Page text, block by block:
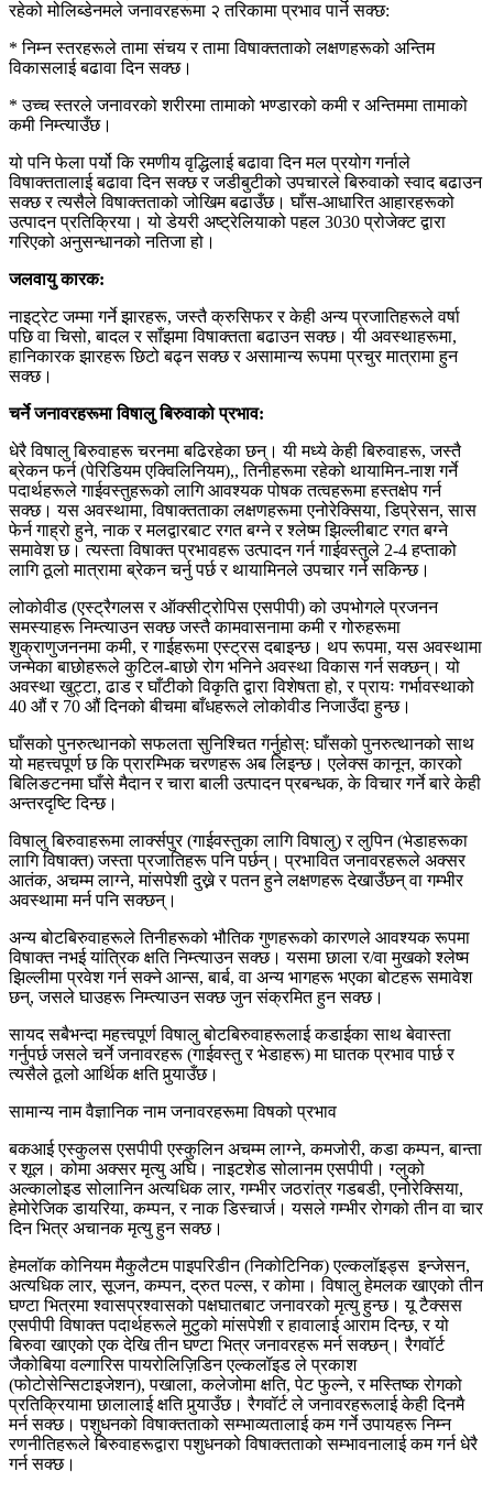
रहेको मोलिब्डेनमले जनावरहरूमा २ तरिकामा प्रभाव पार्न सक्छ:
* निम्न स्तरहरूले तामा संचय र तामा विषाक्तताको लक्षणहरूको अन्तिम
विकासलाई बढावा दिन सक्छ।
* उच्च स्तरले जनावरको शरीरमा तामाको भण्डारको कमी र अन्तिममा तामाको
कमी निम्त्याउँछ।
यो पनि फेला पर्यो कि रमणीय वृद्धिलाई बढावा दिन मल प्रयोग गर्नाले
विषाक्ततालाई बढावा दिन सक्छ र जडीबुटीको उपचारले बिरुवाको स्वाद बढाउन
सक्छ र त्यसैले विषाक्तताको जोखिम बढाउँछ। घाँस-आधारित आहारहरूको
उत्पादन प्रतिक्रिया। यो डेयरी अष्ट्रेलियाको पहल 3030 प्रोजेक्ट द्वारा
गरिएको अनुसन्धानको नतिजा हो।
जलवायु कारक:
नाइट्रेट जम्मा गर्ने झारहरू, जस्तै क्रुसिफर र केही अन्य प्रजातिहरूले वर्षा
पछि वा चिसो, बादल र साँझमा विषाक्तता बढाउन सक्छ। यी अवस्थाहरूमा,
हानिकारक झारहरू छिटो बढ्न सक्छ र असामान्य रूपमा प्रचुर मात्रामा हुन
सक्छ।
चर्ने जनावरहरूमा विषालु बिरुवाको प्रभाव:
धेरै विषालु बिरुवाहरू चरनमा बढिरहेका छन्। यी मध्ये केही बिरुवाहरू, जस्तै
ब्रेकन फर्न (पेरिडियम एक्विलिनियम),, तिनीहरूमा रहेको थायामिन-नाश गर्ने
पदार्थहरूले गाईवस्तुहरूको लागि आवश्यक पोषक तत्वहरूमा हस्तक्षेप गर्न
सक्छ। यस अवस्थामा, विषाक्तताका लक्षणहरूमा एनोरेक्सिया, डिप्रेसन, सास
फेर्न गाह्रो हुने, नाक र मलद्वारबाट रगत बग्ने र श्लेष्म झिल्लीबाट रगत बग्ने
समावेश छ। त्यस्ता विषाक्त प्रभावहरू उत्पादन गर्न गाईवस्तुले 2-4 हप्ताको
लागि ठूलो मात्रामा ब्रेकन चर्नु पर्छ र थायामिनले उपचार गर्न सकिन्छ।
लोकोवीड (एस्ट्रैगलस र ऑक्सीट्रोपिस एसपीपी) को उपभोगले प्रजनन
समस्याहरू निम्त्याउन सक्छ जस्तै कामवासनामा कमी र गोरुहरूमा
शुक्राणुजननमा कमी, र गाईहरूमा एस्ट्रस दबाइन्छ। थप रूपमा, यस अवस्थामा
जन्मेका बाछोहरूले कुटिल-बाछो रोग भनिने अवस्था विकास गर्न सक्छन्। यो
अवस्था खुट्टा, ढाड र घाँटीको विकृति द्वारा विशेषता हो, र प्रायः गर्भावस्थाको
40 औं र 70 औं दिनको बीचमा बाँधहरूले लोकोवीड निजाउँदा हुन्छ।
घाँसको पुनरुत्थानको सफलता सुनिश्चित गर्नुहोस्: घाँसको पुनरुत्थानको साथ
यो महत्त्वपूर्ण छ कि प्रारम्भिक चरणहरू अब लिइन्छ। एलेक्स कानून, कारको
बिलिङटनमा घाँसे मैदान र चारा बाली उत्पादन प्रबन्धक, के विचार गर्ने बारे केही
अन्तरदृष्टि दिन्छ।
विषालु बिरुवाहरूमा लार्क्सपुर (गाईवस्तुका लागि विषालु) र लुपिन (भेडाहरूका
लागि विषाक्त) जस्ता प्रजातिहरू पनि पर्छन्। प्रभावित जनावरहरूले अक्सर
आतंक, अचम्म लाग्ने, मांसपेशी दुख्ने र पतन हुने लक्षणहरू देखाउँछन् वा गम्भीर
अवस्थामा मर्न पनि सक्छन्।
अन्य बोटबिरुवाहरूले तिनीहरूको भौतिक गुणहरूको कारणले आवश्यक रूपमा
विषाक्त नभई यांत्रिक क्षति निम्त्याउन सक्छ। यसमा छाला र/वा मुखको श्लेष्म
झिल्लीमा प्रवेश गर्न सक्ने आन्स, बार्ब, वा अन्य भागहरू भएका बोटहरू समावेश
छन्, जसले घाउहरू निम्त्याउन सक्छ जुन संक्रमित हुन सक्छ।
सायद सबैभन्दा महत्त्वपूर्ण विषालु बोटबिरुवाहरूलाई कडाईका साथ बेवास्ता
गर्नुपर्छ जसले चर्ने जनावरहरू (गाईवस्तु र भेडाहरू) मा घातक प्रभाव पार्छ र
त्यसैले ठूलो आर्थिक क्षति पुर्‍याउँछ।
सामान्य नाम वैज्ञानिक नाम जनावरहरूमा विषको प्रभाव
बकआई एस्कुलस एसपीपी एस्कुलिन अचम्म लाग्ने, कमजोरी, कडा कम्पन, बान्ता
र शूल। कोमा अक्सर मृत्यु अघि। नाइटशेड सोलानम एसपीपी। ग्लुको
अल्कालोइड सोलानिन अत्यधिक लार, गम्भीर जठरांत्र गडबडी, एनोरेक्सिया,
हेमोरेजिक डायरिया, कम्पन, र नाक डिस्चार्ज। यसले गम्भीर रोगको तीन वा चार
दिन भित्र अचानक मृत्यु हुन सक्छ।
हेमलॉक कोनियम मैकुलैटम पाइपरिडीन (निकोटिनिक) एल्कलॉइड्स इन्जेसन,
अत्यधिक लार, सूजन, कम्पन, द्रुत पल्स, र कोमा। विषालु हेमलक खाएको तीन
घण्टा भित्रमा श्वासप्रश्वासको पक्षघातबाट जनावरको मृत्यु हुन्छ। यू टैक्सस
एसपीपी विषाक्त पदार्थहरूले मुटुको मांसपेशी र हावालाई आराम दिन्छ, र यो
बिरुवा खाएको एक देखि तीन घण्टा भित्र जनावरहरू मर्न सक्छन्। रैगवॉर्ट
जैकोबिया वल्गारिस पायरोलिज़िडिन एल्कलॉइड ले प्रकाश
(फोटोसेन्सिटाइजेशन), पखाला, कलेजोमा क्षति, पेट फुल्ने, र मस्तिष्क रोगको
प्रतिक्रियामा छालालाई क्षति पुर्‍याउँछ। रैगवॉर्ट ले जनावरहरूलाई केही दिनमै
मर्न सक्छ। पशुधनको विषाक्तताको सम्भाव्यतालाई कम गर्ने उपायहरू निम्न
रणनीतिहरूले बिरुवाहरूद्वारा पशुधनको विषाक्तताको सम्भावनालाई कम गर्न धेरै
गर्न सक्छ।